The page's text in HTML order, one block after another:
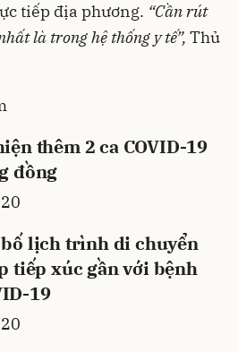
tiếp địa phương. “Cần rút
là trong hệ thống y tế”, Thủ
thêm 2 ca COVID-19
đồng
lịch trình di chuyển
tiếp xúc gần với bệnh
19